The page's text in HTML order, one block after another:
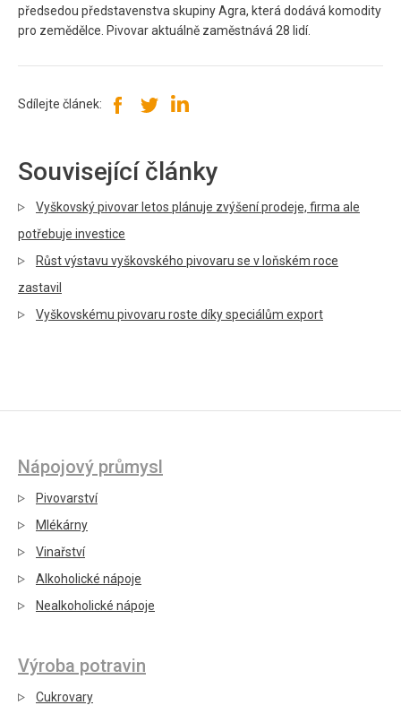
předsedou představenstva skupiny Agra, která dodává komodity
pro zemědělce. Pivovar aktuálně zaměstnává 28 lidí.
Sdílejte článek:
Související články
Vyškovský pivovar letos plánuje zvýšení prodeje, firma ale
potřebuje investice
Růst výstavu vyškovského pivovaru se v loňském roce
zastavil
Vyškovskému pivovaru roste díky speciálům export
Nápojový průmysl
Pivovarství
Mlékárny
Vinařství
Alkoholické nápoje
Nealkoholické nápoje
Výroba potravin
Cukrovary